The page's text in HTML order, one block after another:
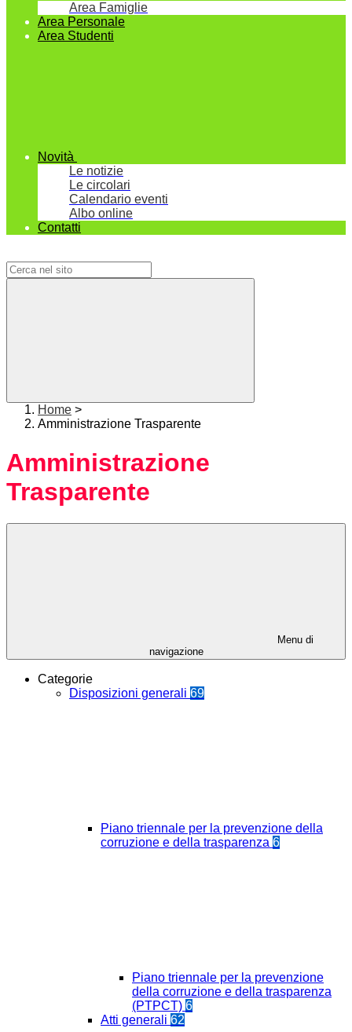
Area Famiglie
Area Personale
Area Studenti
Novità
Le notizie
Le circolari
Calendario eventi
Albo online
Contatti
Home >
Amministrazione Trasparente
Amministrazione
Trasparente
Menu di
navigazione
Categorie
Disposizioni generali 69
Piano triennale per la prevenzione della
corruzione e della trasparenza 6
Piano triennale per la prevenzione
della corruzione e della trasparenza
(PTPCT) 6
Atti generali 62